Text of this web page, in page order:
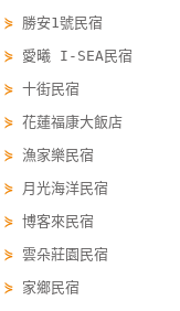
利
詢
訂
Q&A
旅
⋟
勝安1號民宿
⋟ 愛曦 I-SEA民宿
⋟十街民宿
⋟花蓮福康大飯店
⋟漁家樂民宿
⋟ 月光海洋民宿
⋟博客來民宿
⋟雲朵莊園民宿
⋟ 家鄉民宿